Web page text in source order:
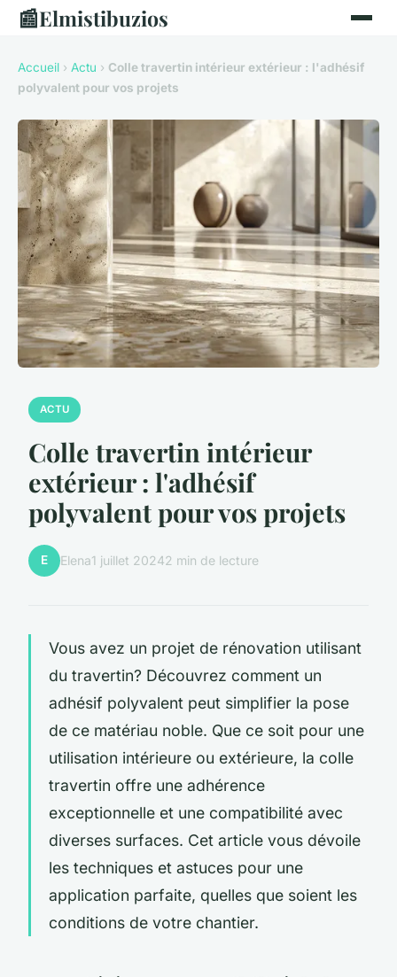
📰Elmistibuzios
Accueil › Actu › Colle travertin intérieur extérieur : l'adhésif
polyvalent pour vos projets
ACTU
Colle travertin intérieur
extérieur : l'adhésif
polyvalent pour vos projets
E Elena1 juillet 20242 min de lecture
Vous avez un projet de rénovation utilisant
du travertin? Découvrez comment un
adhésif polyvalent peut simplifier la pose
de ce matériau noble. Que ce soit pour une
utilisation intérieure ou extérieure, la colle
travertin offre une adhérence
exceptionnelle et une compatibilité avec
diverses surfaces. Cet article vous dévoile
les techniques et astuces pour une
application parfaite, quelles que soient les
conditions de votre chantier.